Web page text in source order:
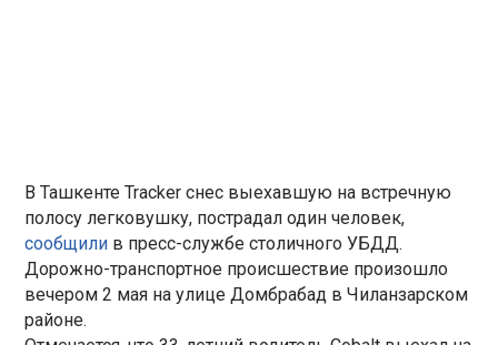
В Ташкенте Tracker снес выехавшую на встречную
полосу легковушку, пострадал один человек,
сообщили в пресс-службе столичного УБДД.
Дорожно-транспортное происшествие произошло
вечером 2 мая на улице Домбрабад в Чиланзарском
районе.